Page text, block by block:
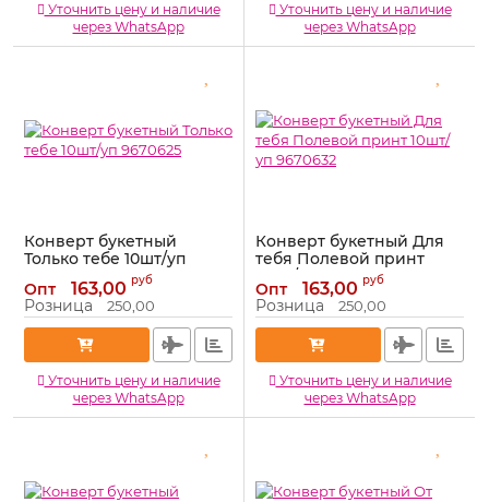
Уточнить цену и наличие
через WhatsApp
Уточнить цену и наличие
через WhatsApp
Конверт букетный
Только тебе 10шт/уп
Артикул: 9670625
Опт 163,00 руб
Розница 250,00
Уточнить цену и наличие
через WhatsApp
Конверт букетный Для
тебя Полевой принт
10шт/уп 9670632
Артикул: 9670632
Опт 163,00 руб
Розница 250,00
Уточнить цену и наличие
через WhatsApp